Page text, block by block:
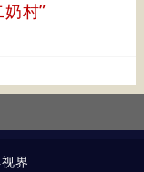
村”
界